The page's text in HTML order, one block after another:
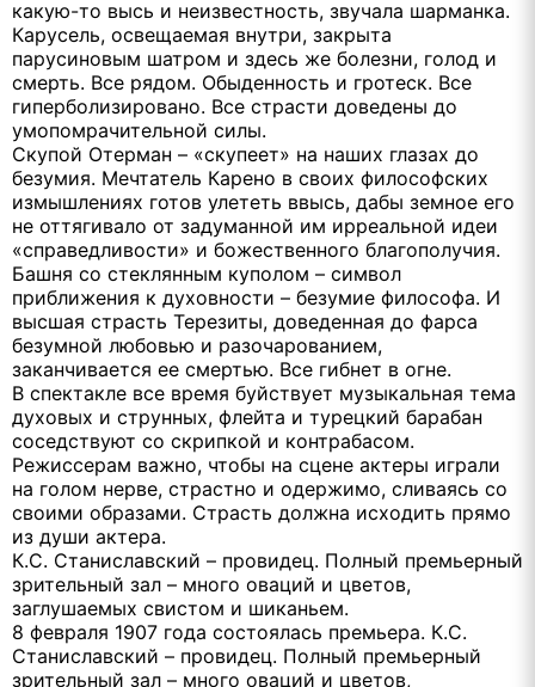
какую-то высь и неизвестность, звучала шарманка.
Карусель, освещаемая внутри, закрыта
парусиновым шатром и здесь же болезни, голод и
смерть. Все рядом. Обыденность и гротеск. Все
гиперболизировано. Все страсти доведены до
умопомрачительной силы.
Скупой Отерман – «скупеет» на наших глазах до
безумия. Мечтатель Карено в своих философских
измышлениях готов улететь ввысь, дабы земное его
не оттягивало от задуманной им ирреальной идеи
«справедливости» и божественного благополучия.
Башня со стеклянным куполом – символ
приближения к духовности – безумие философа. И
высшая страсть Терезиты, доведенная до фарса
безумной любовью и разочарованием,
заканчивается ее смертью. Все гибнет в огне.
В спектакле все время буйствует музыкальная тема
духовых и струнных, флейта и турецкий барабан
соседствуют со скрипкой и контрабасом.
Режиссерам важно, чтобы на сцене актеры играли
на голом нерве, страстно и одержимо, сливаясь со
своими образами. Страсть должна исходить прямо
из души актера.
К.С. Станиславский – провидец. Полный премьерный
зрительный зал – много оваций и цветов,
заглушаемых свистом и шиканьем.
8 февраля 1907 года состоялась премьера. К.С.
Станиславский – провидец. Полный премьерный
зрительный зал – много оваций и цветов,